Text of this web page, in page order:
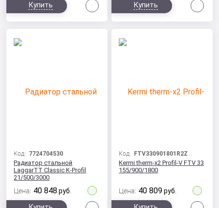
Купить Купить
Код: 7724704530
Радиатор стальной
LaggarTT Classic K-Profil
21/500/3000
Цена: 40 848 руб.
Код: FTV330901801R2Z
Kermi therm-x2 Profil-V FTV 33
155/900/1800
Цена: 40 809 руб.